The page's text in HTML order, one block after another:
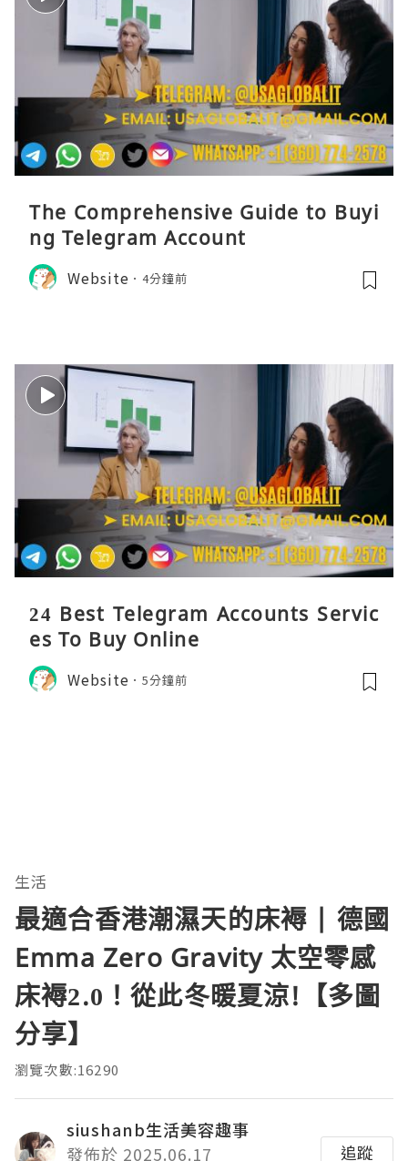
The Comprehensive Guide to Buyi
ng Telegram Account
Website 4分鐘前
24 Best Telegram Accounts Servic
es To Buy Online
Website 5分鐘前
生活
最適合香港潮濕天的床褥 | 德國
Emma Zero Gravity 太空零感
床褥2.0！從此冬暖夏涼!【多圖
分享】
瀏覽次數:16290
siushanb生活美容趣事
發佈於 2025.06.17
追蹤